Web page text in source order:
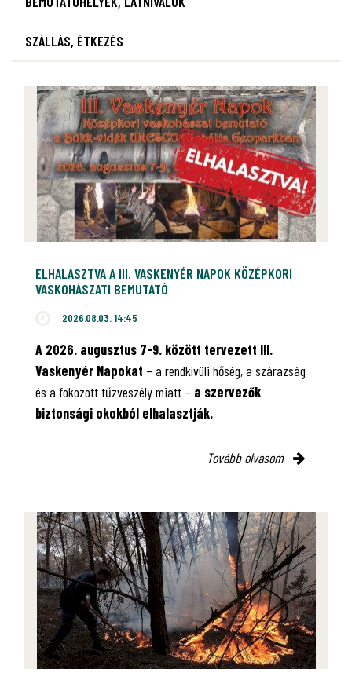
SZÁLLÁS, ÉTKEZÉS
ELHALASZTVA A III. VASKENYÉR NAPOK KÖZÉPKORI
VASKOHÁSZATI BEMUTATÓ
2026.08.03. 14:45
A 2026. augusztus 7-9. között tervezett III.
Vaskenyér Napokat – a rendkívüli hőség, a szárazság
és a fokozott tűzveszély miatt – a szervezők
biztonsági okokból elhalasztják.
Tovább olvasom